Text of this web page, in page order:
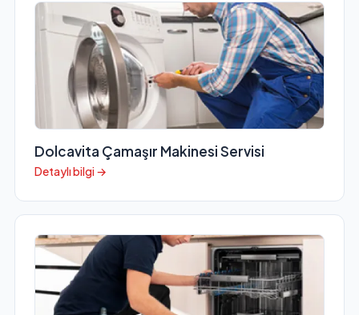
Dolcavita Çamaşır Makinesi Servisi
Detaylı bilgi →